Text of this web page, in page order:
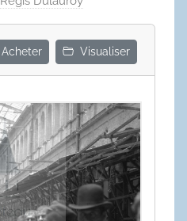
Acheter Visualiser